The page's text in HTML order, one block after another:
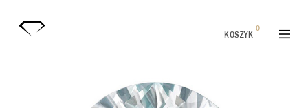
KOSZYK
0